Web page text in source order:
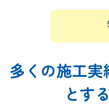
多くの施工実
とす